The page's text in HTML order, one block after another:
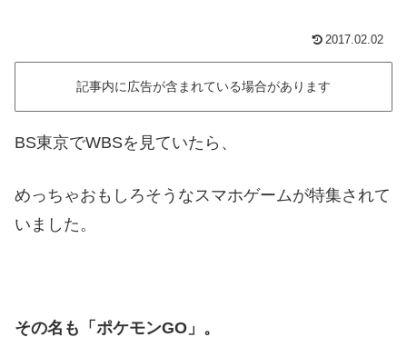
2017.02.02
記事内に広告が含まれている場合があります
BS東京でWBSを見ていたら、
めっちゃおもしろそうなスマホゲームが特集されて
いました。
その名も「ポケモンGO」。